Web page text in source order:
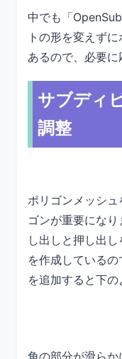
中でも「
トの形を変えず
あるので、必要に
サブディ
調整
ポリゴンメッシ
ゴンが重要にな
し出しと押し出
を作成している
を追加すると下の
角の部分が滑ら